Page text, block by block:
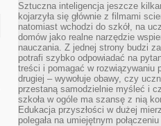
Sztuczna inteligencja jeszcze
kojarzyła się głównie z filmami
natomiast wchodzi do szkół, na
domów jako realne narzędzie
nauczania. Z jednej strony budzi
potrafi szybko odpowiadać na
treści i pomagać w rozwiązywaniu
drugiej – wywołuje obawy, czy
przestaną samodzielnie myśleć i
szkoła w ogóle ma szansę z nią
Edukacja przyszłości w dużej
polegała na umiejętnym